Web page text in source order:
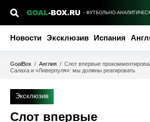
- ФУТБОЛЬНО-
Новости Эксклюзив Испания
GoalBox / Англия / Слот впервые
Салаха и «Ливерпуля»: мы должны реагировать
Эксклюзив
Слот впервые